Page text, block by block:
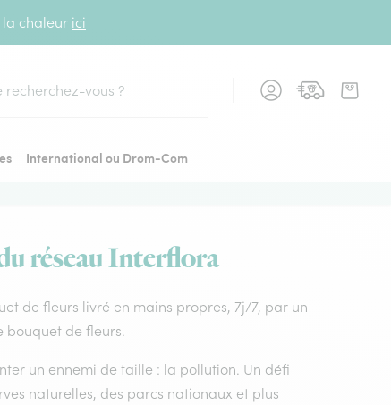
la chaleur ici
International ou Drom-Com
réseau Interflora
de fleurs livré en mains propres, 7j/7, par un
bouquet de fleurs.
un ennemi de taille : la pollution. Un défi
naturelles, des parcs nationaux et plus